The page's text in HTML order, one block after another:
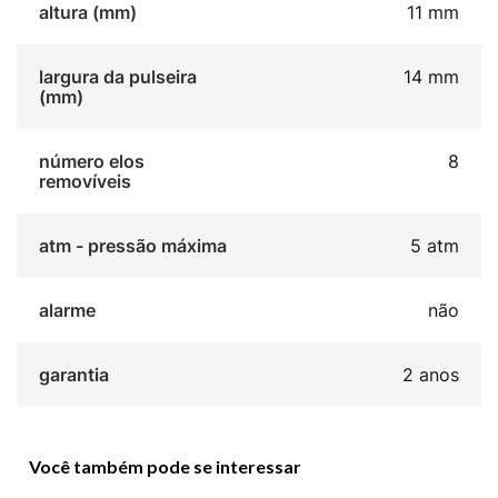
altura (mm) 11 mm
largura da pulseira
(mm)
14 mm
número elos
removíveis
8
atm - pressão máxima 5 atm
alarme não
garantia 2 anos
Você também pode se interessar